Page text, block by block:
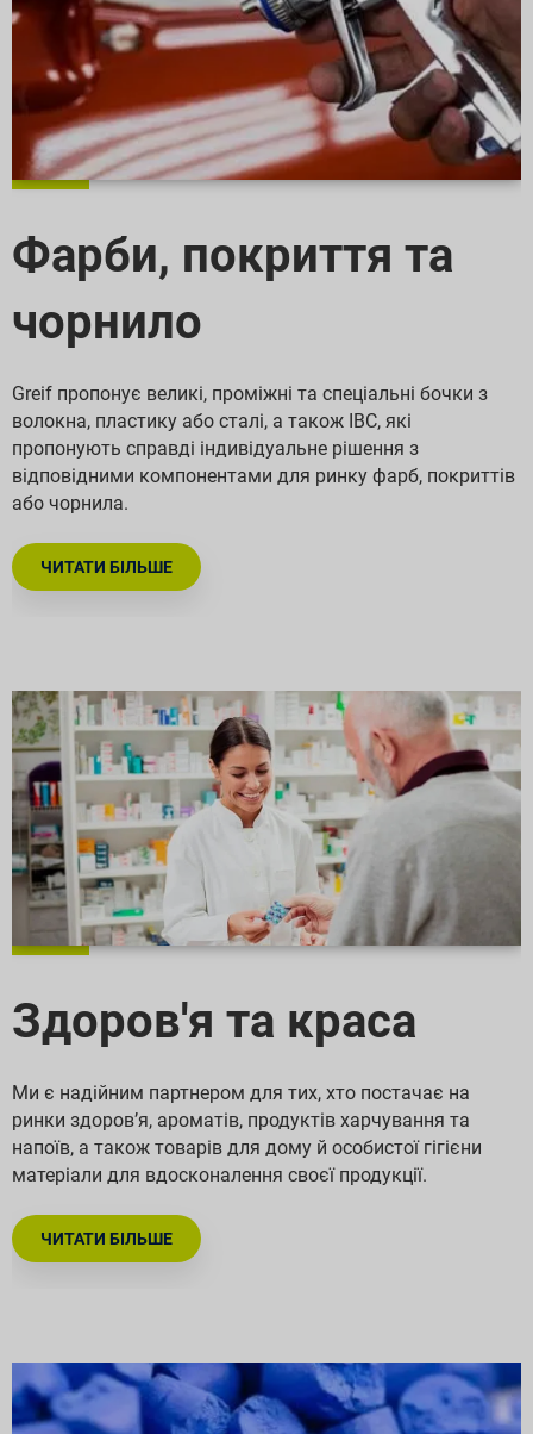
Фарби, покриття та
чорнило
Greif пропонує великі, проміжні та спеціальні бочки з
волокна, пластику або сталі, а також IBC, які
пропонують справді індивідуальне рішення з
відповідними компонентами для ринку фарб, покриттів
або чорнила.
ЧИТАТИ БІЛЬШЕ
Здоров'я та краса
Ми є надійним партнером для тих, хто постачає на
ринки здоров’я, ароматів, продуктів харчування та
напоїв, а також товарів для дому й особистої гігієни
матеріали для вдосконалення своєї продукції.
ЧИТАТИ БІЛЬШЕ